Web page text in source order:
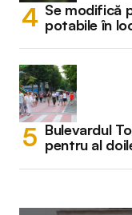
Se modifică
potabile în
Bulevardul
pentru al